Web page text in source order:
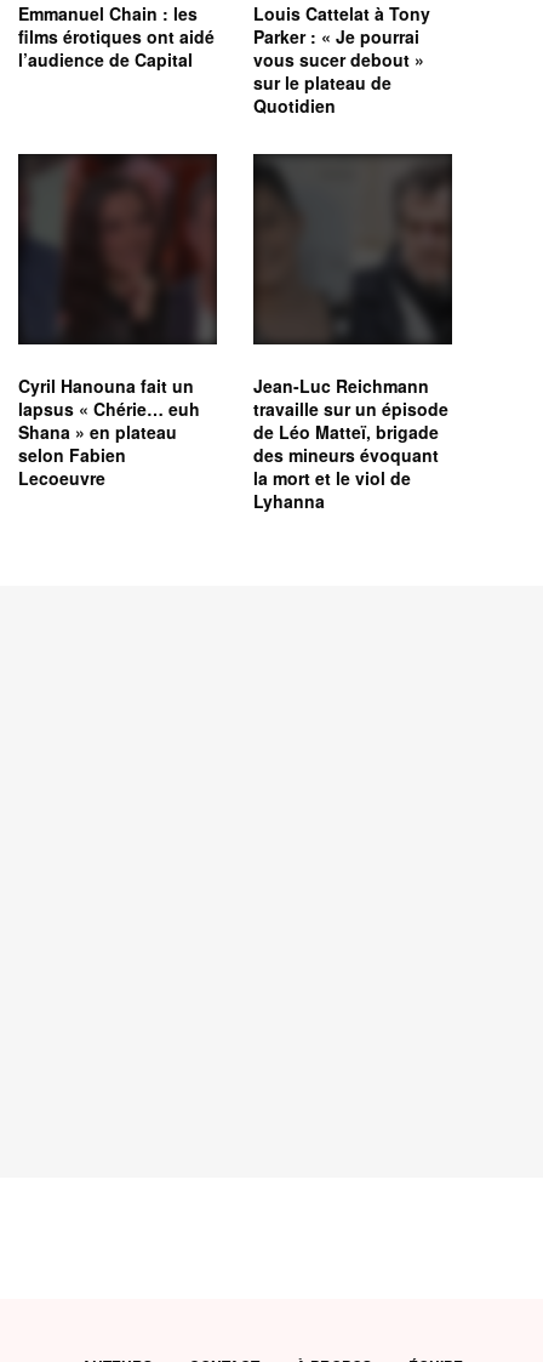
Emmanuel Chain : les
films érotiques ont aidé
l’audience de Capital
Louis Cattelat à Tony
Parker : « Je pourrai
vous sucer debout »
sur le plateau de
Quotidien
Cyril Hanouna fait un
lapsus « Chérie… euh
Shana » en plateau
selon Fabien
Lecoeuvre
Jean-Luc Reichmann
travaille sur un épisode
de Léo Matteï, brigade
des mineurs évoquant
la mort et le viol de
Lyhanna